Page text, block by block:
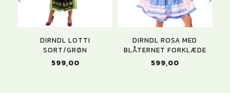
DIRNDL LOTTI
SORT/GRØN
599,00
DIRNDL ROSA MED
BLÅTERNET FORKLÆDE
599,00